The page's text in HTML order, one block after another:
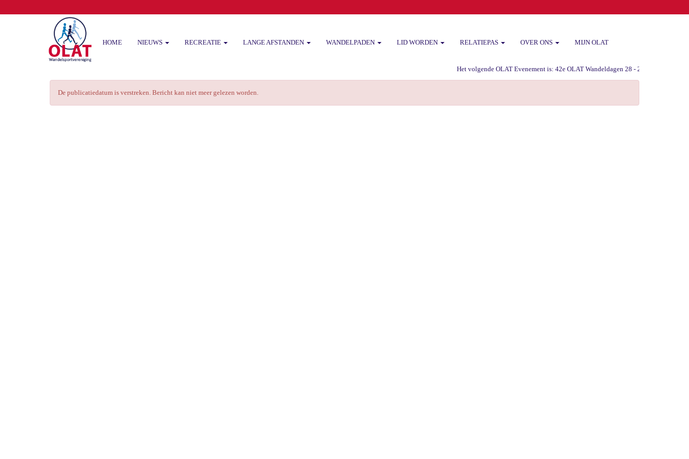
HOME NIEUWS RECREATIE LANGE AFSTANDEN WANDELPADEN LID WORDEN RELATIEPAS OVER ONS MIJN OLAT
Het volgende OLAT Evenement is: 42e OLAT Wandeldagen 28 - 29 -30 augustus
De publicatiedatum is verstreken. Bericht kan niet meer gelezen worden.